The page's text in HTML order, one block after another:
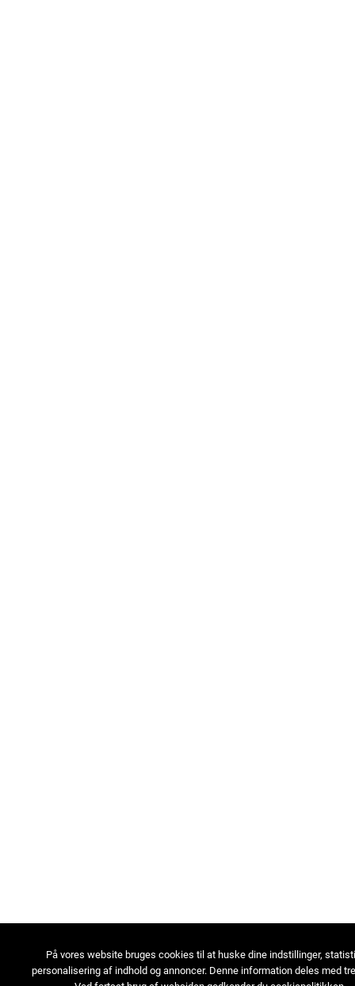
På vores website bruges cookies til at huske dine indstillinger,
personalisering af indhold og annoncer. Denne information deles med